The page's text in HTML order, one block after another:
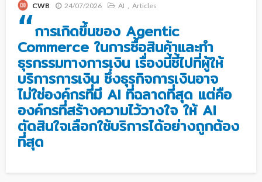
CWB 24/07/2026 AI Articles
“การเกิดขึ้นของ Agentic
Commerce ในการซื้อสินค้าและทำ
ธุรกรรมทางการเงิน เรื่องนี้ชี้ไปที่ผู้ให้
บริการการเงิน ซึ่งธุรกิจการเงินอาจ
ไม่ใช่องค์กรที่มี AI ที่ฉลาดที่สุด แต่คือ
องค์กรที่สร้างความไว้วางใจ ให้ AI
ตัดสินใจเลือกใช้บริการได้อย่างถูกต้อง
ที่สุด